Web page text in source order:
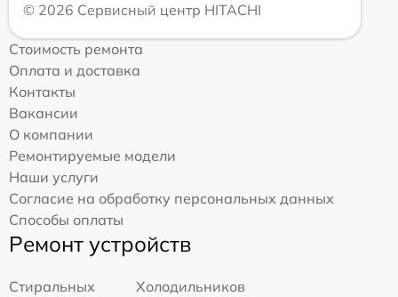
© 2026 Сервисный центр HITACHI
Стоимость ремонта
Оплата и доставка
Контакты
Вакансии
О компании
Ремонтируемые модели
Наши услуги
Согласие на обработку персональных данных
Способы оплаты
Ремонт устройств
Стиральных
Холодильников